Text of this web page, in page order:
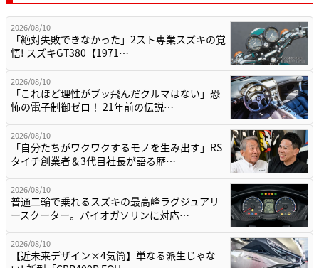
2026/08/10
「絶対失敗できなかった」2スト専業スズキの覚
悟! スズキGT380【1971…
2026/08/10
「これほど理性がブッ飛んだクルマはない」恐
怖の電子制御ゼロ！ 21年前の伝説…
2026/08/10
「自分たちがワクワクするモノを生み出す」RS
タイチ創業者＆3代目社長が語る歴…
2026/08/10
普通二輪で乗れるスズキの最高峰ラグジュアリ
ースクーター。バイオガソリンに対応…
2026/08/10
【近未来デザイン×4気筒】単なる派生じゃな